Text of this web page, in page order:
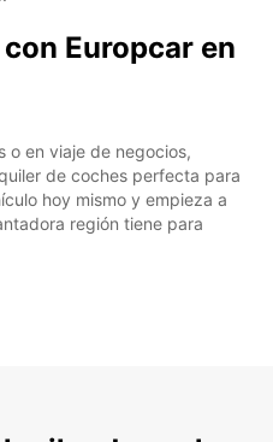
Europcar en
o en viaje de negocios,
de coches perfecta para
hoy mismo y empieza a
región tiene para